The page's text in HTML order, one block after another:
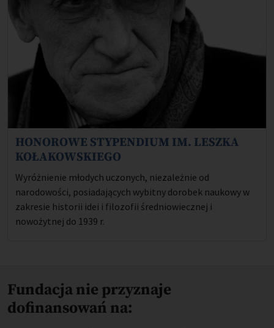
HONOROWE STYPENDIUM IM. LESZKA
KOŁAKOWSKIEGO
Opis projektu:
Wyróżnienie młodych uczonych, niezależnie od
narodowości, posiadających wybitny dorobek naukowy w
zakresie historii idei i filozofii średniowiecznej i
nowożytnej do 1939 r.
Fundacja nie przyznaje
dofinansowań na: